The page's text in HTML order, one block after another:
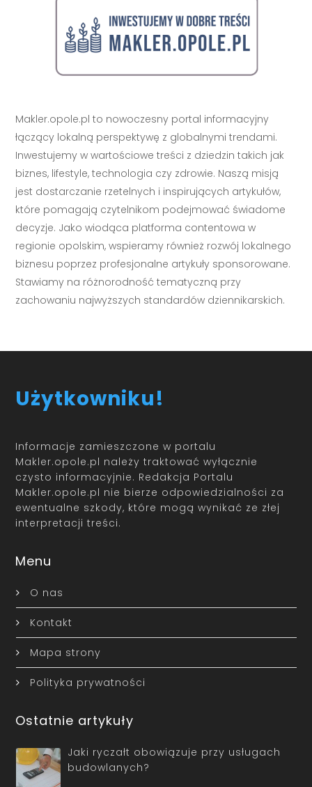
Makler.opole.pl to nowoczesny portal informacyjny
łączący lokalną perspektywę z globalnymi trendami.
Inwestujemy w wartościowe treści z dziedzin takich jak
biznes, lifestyle, technologia czy zdrowie. Naszą misją
jest dostarczanie rzetelnych i inspirujących artykułów,
które pomagają czytelnikom podejmować świadome
decyzje. Jako wiodąca platforma contentowa w
regionie opolskim, wspieramy również rozwój lokalnego
biznesu poprzez profesjonalne artykuły sponsorowane.
Stawiamy na różnorodność tematyczną przy
zachowaniu najwyższych standardów dziennikarskich.
Użytkowniku!
Informacje zamieszczone w portalu
Makler.opole.pl należy traktować wyłącznie
czysto informacyjnie. Redakcja Portalu
Makler.opole.pl nie bierze odpowiedzialności za
ewentualne szkody, które mogą wynikać ze złej
interpretacji treści.
Menu
O nas
Kontakt
Mapa strony
Polityka prywatności
Ostatnie artykuły
Jaki ryczałt obowiązuje przy usługach
budowlanych?